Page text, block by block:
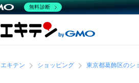
エキテン ショッピング 東京都葛飾区のシ
無料診断